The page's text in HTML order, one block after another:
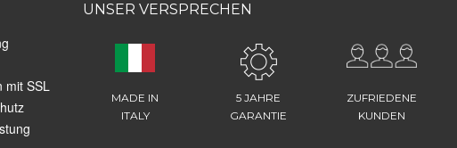
mit SSL
UNSER VERSPRECHEN
MADE IN
ITALY
5 JAHRE
GARANTIE
ZUFRIEDENE
KUNDEN